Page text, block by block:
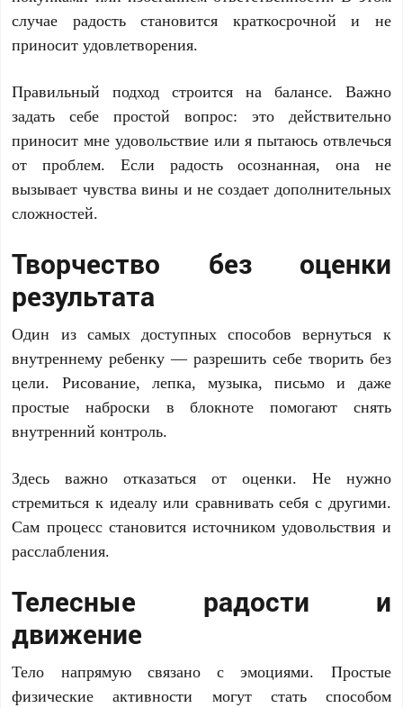
случае радость становится краткосрочной и не
приносит удовлетворения.
Правильный подход строится на балансе. Важно
задать себе простой вопрос: это действительно
приносит мне удовольствие или я пытаюсь отвлечься
от проблем. Если радость осознанная, она не
вызывает чувства вины и не создает дополнительных
сложностей.
Творчество без оценки
результата
Один из самых доступных способов вернуться к
внутреннему ребенку — разрешить себе творить без
цели. Рисование, лепка, музыка, письмо и даже
простые наброски в блокноте помогают снять
внутренний контроль.
Здесь важно отказаться от оценки. Не нужно
стремиться к идеалу или сравнивать себя с другими.
Сам процесс становится источником удовольствия и
расслабления.
Телесные радости и
движение
Тело напрямую связано с эмоциями. Простые
физические активности могут стать способом